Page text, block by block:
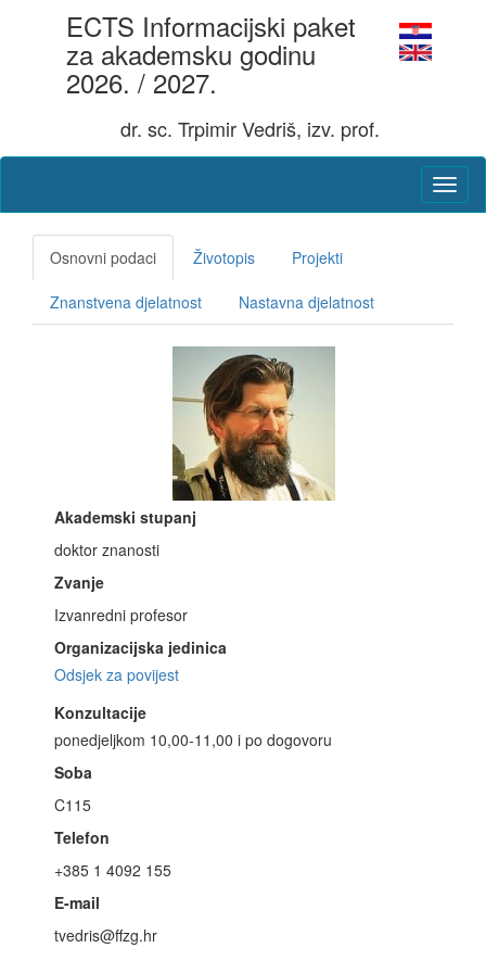
ECTS Informacijski paket
za akademsku godinu
2026. / 2027.
dr. sc. Trpimir Vedriš, izv. prof.
Osnovni podaci Životopis Projekti
Znanstvena djelatnost Nastavna djelatnost
Akademski stupanj
doktor znanosti
Zvanje
Izvanredni profesor
Organizacijska jedinica
Odsjek za povijest
Konzultacije
ponedjeljkom 10,00-11,00 i po dogovoru
Soba
C115
Telefon
+385 1 4092 155
E-mail
tvedris@ffzg.hr